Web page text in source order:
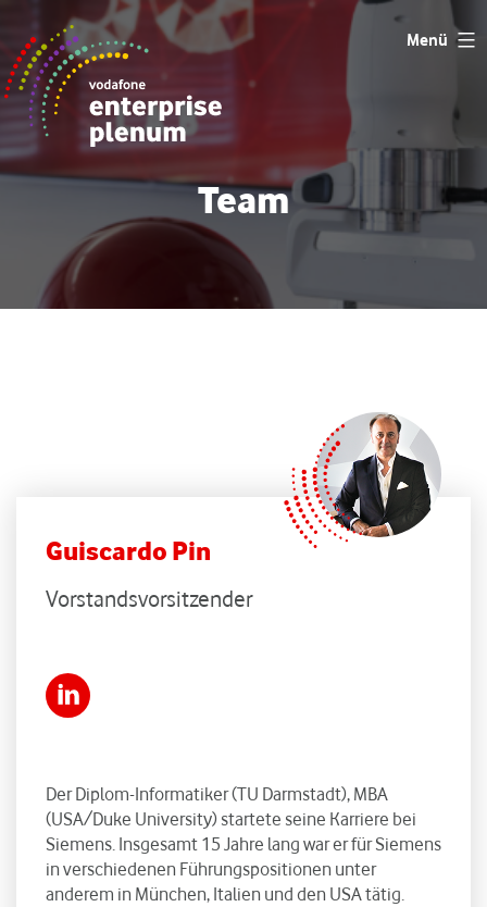
Inhalt
springen
Menü
Team
Guiscardo Pin
Vorstandsvorsitzender
Der Diplom-Informatiker (TU Darmstadt), MBA
(USA/Duke University) startete seine Karriere bei
Siemens. Insgesamt 15 Jahre lang war er für Siemens
in verschiedenen Führungspositionen unter
anderem in München, Italien und den USA tätig.